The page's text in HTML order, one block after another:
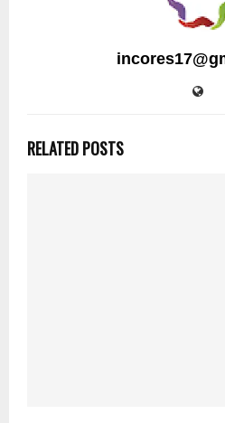
RELATED POSTS